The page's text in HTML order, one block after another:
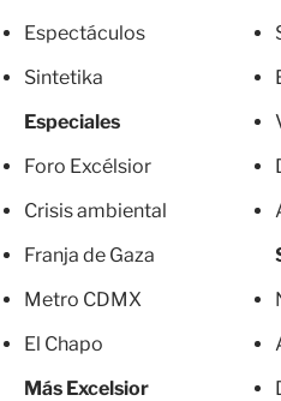
Espectáculos
Sintetika
Especiales
Foro Excélsior
Crisis ambiental
Franja de Gaza
Metro CDMX
El Chapo
Más Excelsior